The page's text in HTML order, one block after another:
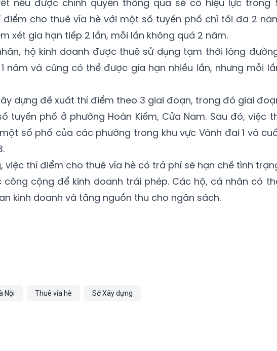
nếu được chính quyền thông qua sẽ có hiệu lực trong
điểm cho thuê vỉa hè với một số tuyến phố chỉ tối đa 2
xét gia hạn tiếp 2 lần, mỗi lần không quá 2 năm.
hộ kinh doanh được thuê sử dụng tạm thời lòng
năm và cũng có thể được gia hạn nhiều lần, nhưng mỗi
dựng đề xuất thí điểm theo 3 giai đoạn, trong đó giai
tuyến phố ở phường Hoàn Kiếm, Cửa Nam. Sau đó, việc
số phố của các phường trong khu vực Vành đai 1 và
việc thí điểm cho thuê vỉa hè có trả phí sẽ hạn chế tình
công cộng để kinh doanh trái phép. Các hộ, cá nhân có
kinh doanh và tăng nguồn thu cho ngân sách.
Nội Thuê vỉa hè Sở Xây dựng